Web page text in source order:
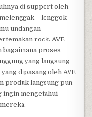
di support oleh
– lenggok
undangan
rock. AVE
bagaimana proses
yang langsung
dipasang oleh AVE
produk langsung pun
ingin mengetahui